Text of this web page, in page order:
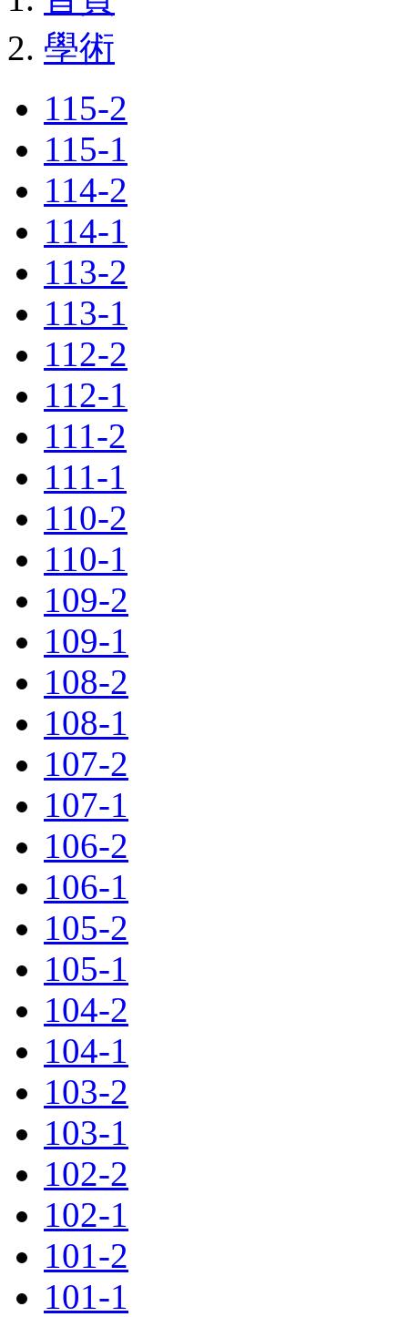
學術
115-2
115-1
114-2
114-1
113-2
113-1
112-2
112-1
111-2
111-1
110-2
110-1
109-2
109-1
108-2
108-1
107-2
107-1
106-2
106-1
105-2
105-1
104-2
104-1
103-2
103-1
102-2
102-1
101-2
101-1